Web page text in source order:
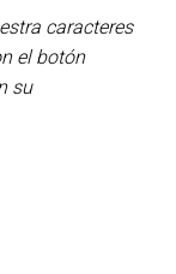
caracteres
el botón
su